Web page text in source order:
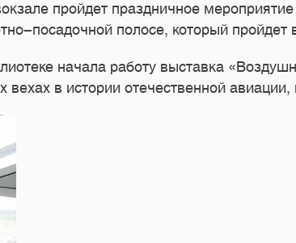
пройдет праздничное
посадочной полосе, который пройдет
начала работу выставка
в истории отечественной